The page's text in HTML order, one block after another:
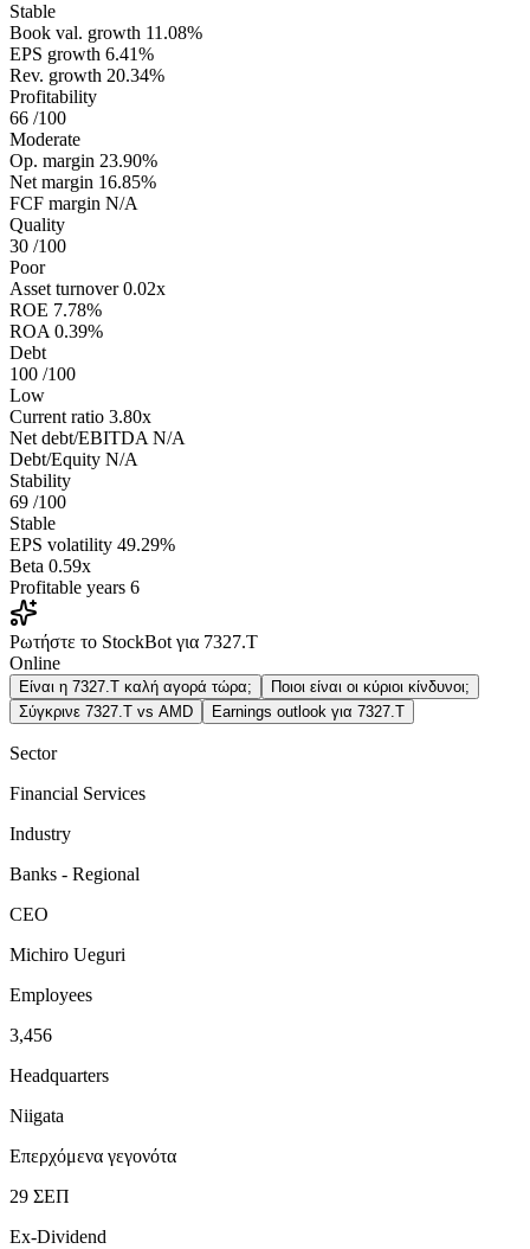
Stable
Book val. growth 11.08%
EPS growth 6.41%
Rev. growth 20.34%
Profitability
66 /100
Moderate
Op. margin 23.90%
Net margin 16.85%
FCF margin N/A
Quality
30 /100
Poor
Asset turnover 0.02x
ROE 7.78%
ROA 0.39%
Debt
100 /100
Low
Current ratio 3.80x
Net debt/EBITDA N/A
Debt/Equity N/A
Stability
69 /100
Stable
EPS volatility 49.29%
Beta 0.59x
Profitable years 6
Ρωτήστε το StockBot για 7327.T
Online
Είναι η 7327.T καλή αγορά τώρα;
Ποιοι είναι οι κύριοι κίνδυνοι;
Σύγκρινε 7327.T vs AMD
Earnings outlook για 7327.T
Sector
Financial Services
Industry
Banks - Regional
CEO
Michiro Ueguri
Employees
3,456
Headquarters
Niigata
Επερχόμενα γεγονότα
29 ΣΕΠ
Ex-Dividend